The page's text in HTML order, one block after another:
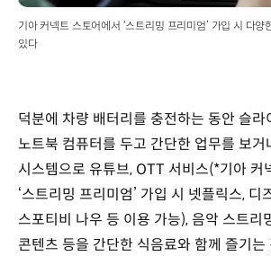
기아 커넥트 스토어에서 ‘스트리밍 프리미엄’ 가입 시 다
있다
덕분에 차량 배터리를 충전하는 동안 슬라
노트북 컴퓨터를 두고 간단한 업무를 보거
시스템으로 유튜브, OTT 서비스(*기아 커
‘스트리밍 프리미엄’ 가입 시 넷플릭스, 디
스포티비 나우 등 이용 가능), 음악 스트리
콘텐츠 등을 간단한 식음료와 함께 즐기는